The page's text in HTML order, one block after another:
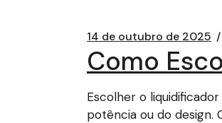
14 de outubro de 2025
Como
Escolher o
potência ou do design.